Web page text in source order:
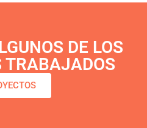
DE LOS
TRABAJADOS